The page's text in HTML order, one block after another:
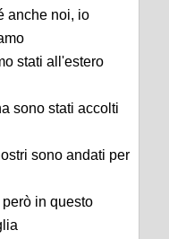
anche noi, io
stati all'estero
sono stati accolti
sono andati per
in questo